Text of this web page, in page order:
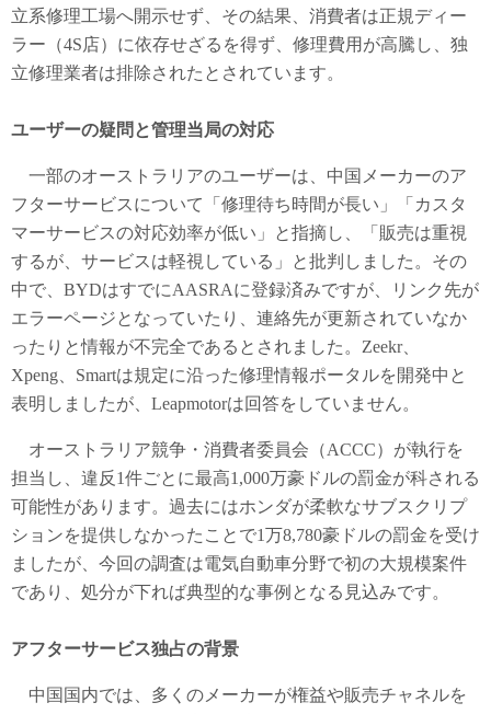
立系修理工場へ開示せず、その結果、消費者は正規ディー
ラー（4S店）に依存せざるを得ず、修理費用が高騰し、独
立修理業者は排除されたとされています。
ユーザーの疑問と管理当局の対応
一部のオーストラリアのユーザーは、中国メーカーのア
フターサービスについて「修理待ち時間が長い」「カスタ
マーサービスの対応効率が低い」と指摘し、「販売は重視
するが、サービスは軽視している」と批判しました。その
中で、BYDはすでにAASRAに登録済みですが、リンク先が
エラーページとなっていたり、連絡先が更新されていなか
ったりと情報が不完全であるとされました。Zeekr、
Xpeng、Smartは規定に沿った修理情報ポータルを開発中と
表明しましたが、Leapmotorは回答をしていません。
オーストラリア競争・消費者委員会（ACCC）が執行を
担当し、違反1件ごとに最高1,000万豪ドルの罰金が科される
可能性があります。過去にはホンダが柔軟なサブスクリプ
ションを提供しなかったことで1万8,780豪ドルの罰金を受け
ましたが、今回の調査は電気自動車分野で初の大規模案件
であり、処分が下れば典型的な事例となる見込みです。
アフターサービス独占の背景
中国国内では、多くのメーカーが権益や販売チャネルを